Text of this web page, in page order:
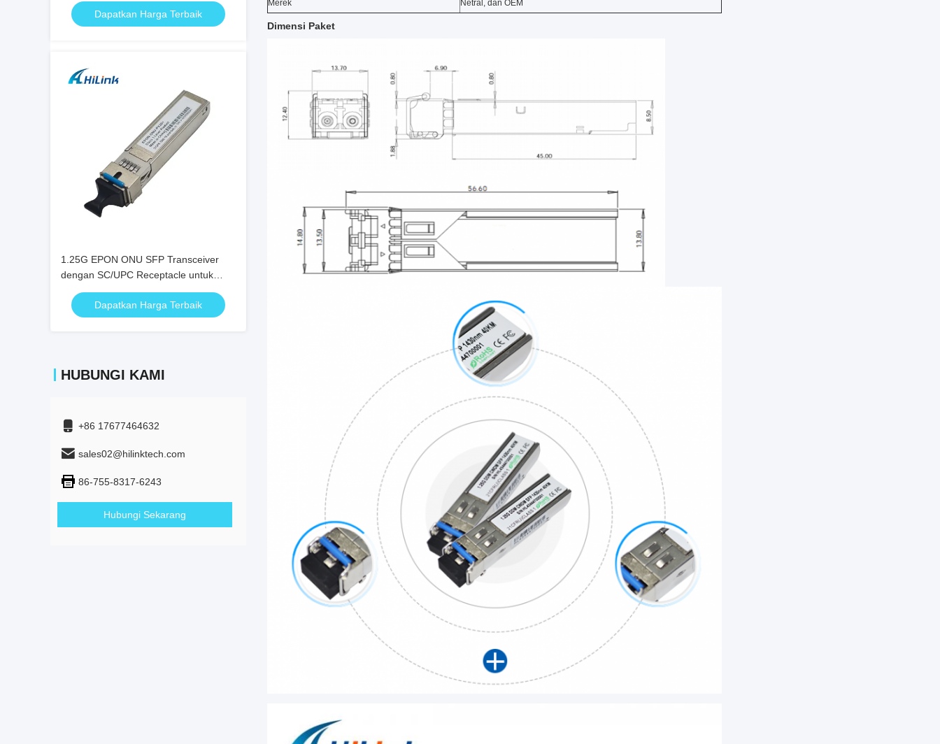
TransmissionDapatkan Harga Terbaik
1.25G EPON ONU SFP Transceiver
dengan SC/UPC Receptacle untuk
jarak 20KM dan kisaran suhu 0°C ~
+70°C
Dapatkan Harga Terbaik
HUBUNGI KAMI
+86 17677464632
sales02@hilinktech.com
86-755-8317-6243
Hubungi Sekarang
Merek
Netral, dan OEM
Dimensi Paket